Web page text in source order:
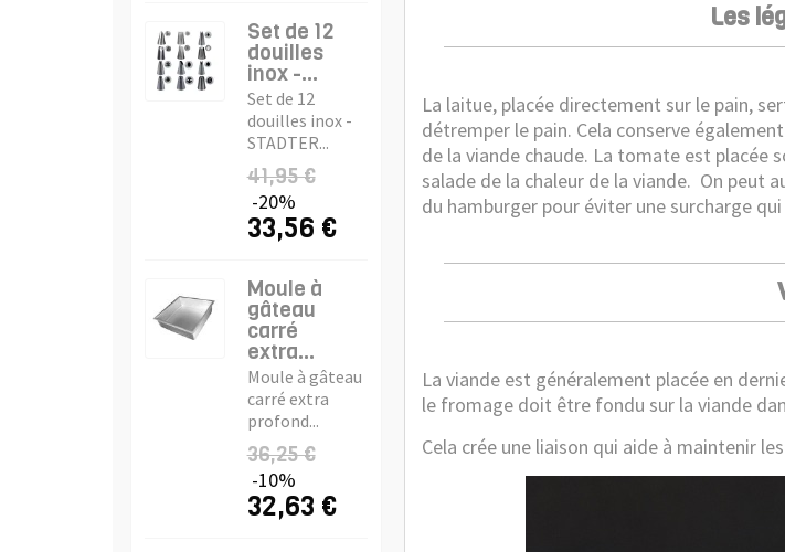
Set de 12
douilles
inox -...
Set de 12
douilles inox -
STADTER...
41,95 €
-20%
33,56 €
Moule à
gâteau
carré
extra...
Moule à gâteau
carré extra
profond...
36,25 €
-10%
32,63 €
Les
La laitue, placée directement sur le pain,
détremper le pain. Cela conserve
de la viande chaude. La tomate est placée
salade de la chaleur de la viande. On peut
du hamburger pour éviter une surcharge
La viande est généralement placée en
le fromage doit être fondu sur la viande
Cela crée une liaison qui aide à maintenir